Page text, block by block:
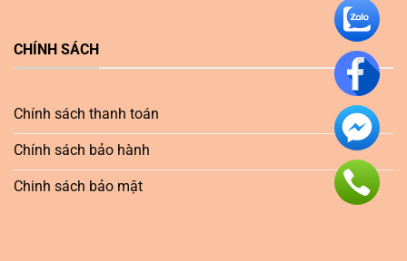
CHÍNH SÁCH
Chính sách thanh toán
Chính sách bảo hành
Chinh sách bảo mật